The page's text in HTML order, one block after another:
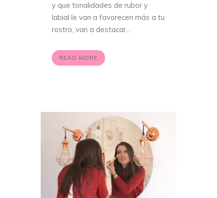
y que tonalidades de rubor y
labial le van a favorecen más a tu
rostro, van a destacar...
READ MORE